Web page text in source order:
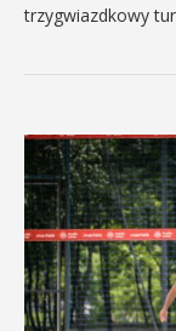
trzygwiazdkowy